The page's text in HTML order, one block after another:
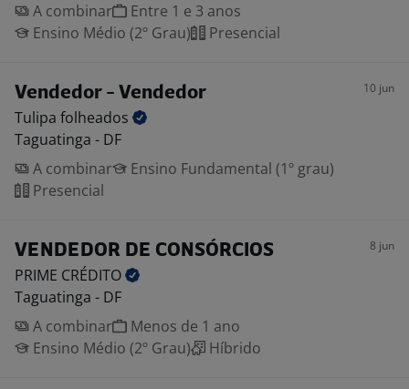
A combinar
Entre 1 e 3 anos
Ensino Médio (2º Grau)
Presencial
Vendedor - Vendedor 10 jun
Tulipa folheados
Taguatinga - DF
A combinar
Ensino Fundamental (1º grau)
Presencial
VENDEDOR DE CONSÓRCIOS 8 jun
PRIME CRÉDITO
Taguatinga - DF
A combinar
Menos de 1 ano
Ensino Médio (2º Grau)
Híbrido